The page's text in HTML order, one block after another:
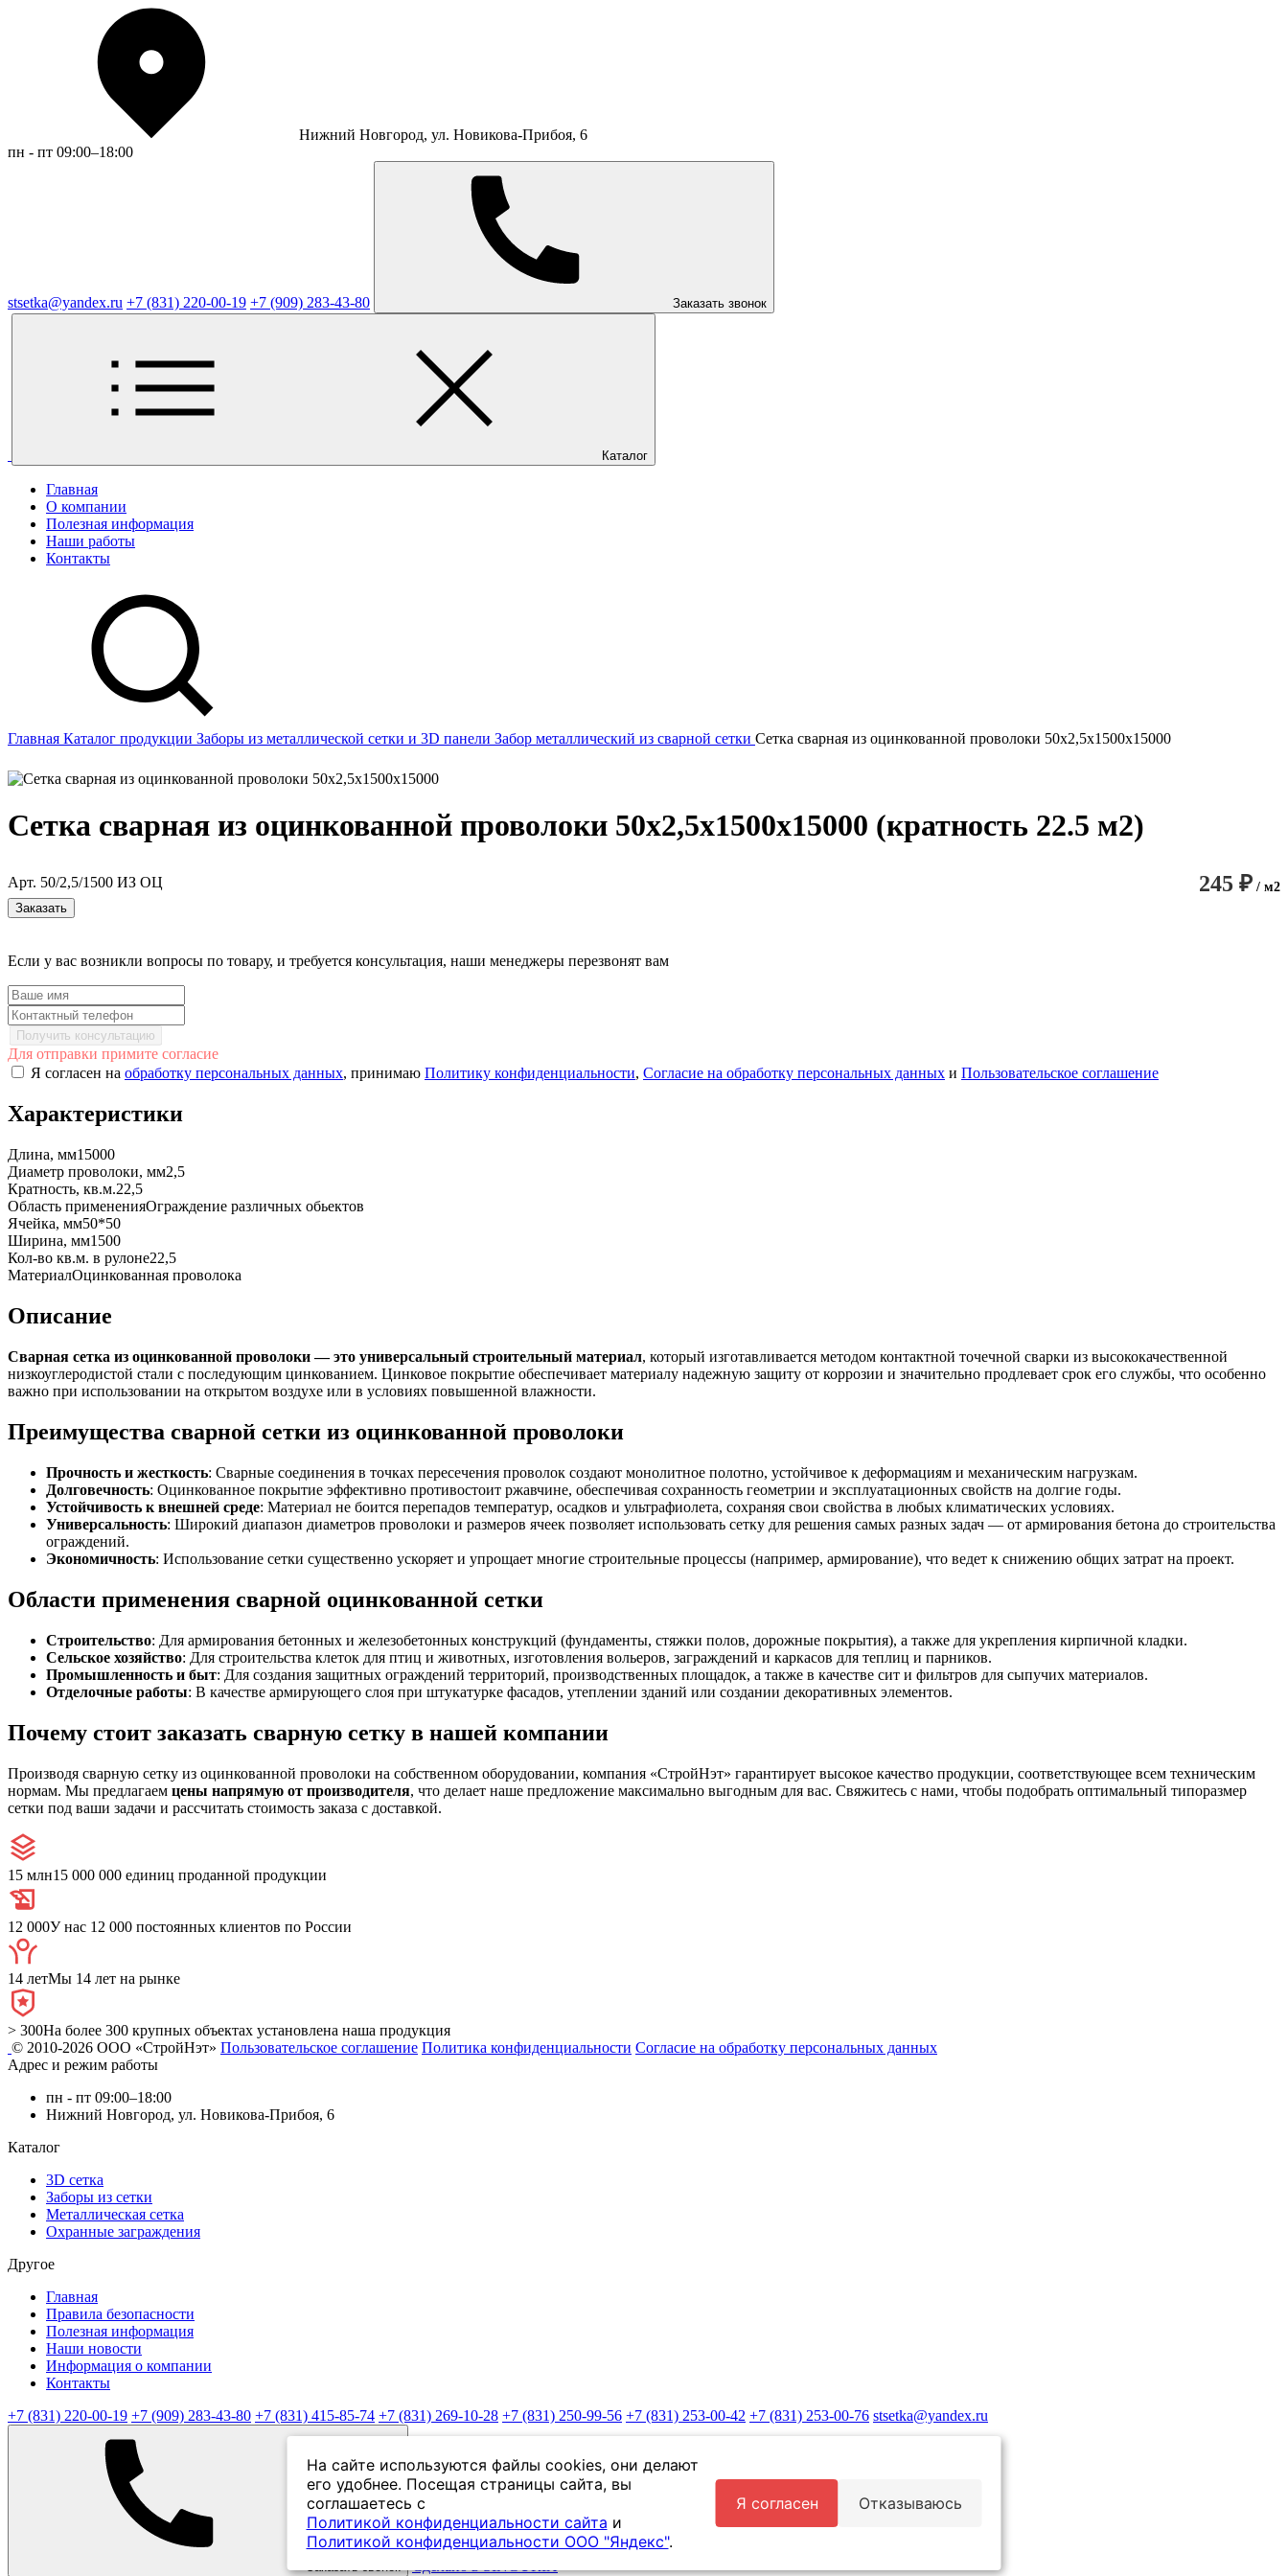
Нижний Новгород, ул. Новикова-Прибоя, 6
пн - пт 09:00–18:00
stsetka@yandex.ru +7 (831) 220-00-19 +7 (909) 283-43-80 Заказать звонок
Каталог
Главная
О компании
Полезная информация
Наши работы
Контакты
Главная Каталог продукции Заборы из металлической сетки и 3D панели Забор металлический из сварной сетки Сетка сварная из оцинкованной проволоки 50х2,5х1500х15000
Сетка сварная из оцинкованной проволоки 50х2,5х1500х15000 (кратность 22.5 м2)
Арт. 50/2,5/1500 ИЗ ОЦ 245 ₽ / м2
Заказать
Если у вас возникли вопросы по товару, и требуется консультация, наши менеджеры перезвонят вам
Получить консультацию
Для отправки примите согласие
Я согласен на обработку персональных данных, принимаю Политику конфиденциальности, Согласие на обработку персональных данных и Пользовательское соглашение
Характеристики
Длина, мм15000
Диаметр проволоки, мм2,5
Кратность, кв.м.22,5
Область примененияОграждение различных обьектов
Ячейка, мм50*50
Ширина, мм1500
Кол-во кв.м. в рулоне22,5
МатериалОцинкованная проволока
Описание
Сварная сетка из оцинкованной проволоки — это универсальный строительный материал, который изготавливается методом контактной точечной сварки из высококачественной
низкоуглеродистой стали с последующим цинкованием. Цинковое покрытие обеспечивает материалу надежную защиту от коррозии и значительно продлевает срок его службы, что особенно
важно при использовании на открытом воздухе или в условиях повышенной влажности.
Преимущества сварной сетки из оцинкованной проволоки
Прочность и жесткость: Сварные соединения в точках пересечения проволок создают монолитное полотно, устойчивое к деформациям и механическим нагрузкам.
Долговечность: Оцинкованное покрытие эффективно противостоит ржавчине, обеспечивая сохранность геометрии и эксплуатационных свойств на долгие годы.
Устойчивость к внешней среде: Материал не боится перепадов температур, осадков и ультрафиолета, сохраняя свои свойства в любых климатических условиях.
Универсальность: Широкий диапазон диаметров проволоки и размеров ячеек позволяет использовать сетку для решения самых разных задач — от армирования бетона до строительства
ограждений.
Экономичность: Использование сетки существенно ускоряет и упрощает многие строительные процессы (например, армирование), что ведет к снижению общих затрат на проект.
Области применения сварной оцинкованной сетки
Строительство: Для армирования бетонных и железобетонных конструкций (фундаменты, стяжки полов, дорожные покрытия), а также для укрепления кирпичной кладки.
Сельское хозяйство: Для строительства клеток для птиц и животных, изготовления вольеров, заграждений и каркасов для теплиц и парников.
Промышленность и быт: Для создания защитных ограждений территорий, производственных площадок, а также в качестве сит и фильтров для сыпучих материалов.
Отделочные работы: В качестве армирующего слоя при штукатурке фасадов, утеплении зданий или создании декоративных элементов.
Почему стоит заказать сварную сетку в нашей компании
Производя сварную сетку из оцинкованной проволоки на собственном оборудовании, компания «СтройНэт» гарантирует высокое качество продукции, соответствующее всем техническим
нормам. Мы предлагаем цены напрямую от производителя, что делает наше предложение максимально выгодным для вас. Свяжитесь с нами, чтобы подобрать оптимальный типоразмер
сетки под ваши задачи и рассчитать стоимость заказа с доставкой.
15 млн15 000 000 единиц проданной продукции
12 000У нас 12 000 постоянных клиентов по России
14 летМы 14 лет на рынке
> 300На более 300 крупных объектах установлена наша продукция
© 2010-2026 ООО «СтройНэт» Пользовательское соглашение Политика конфиденциальности Согласие на обработку персональных данных
Адрес и режим работы
пн - пт 09:00–18:00
Нижний Новгород, ул. Новикова-Прибоя, 6
Каталог
3D сетка
Заборы из сетки
Металлическая сетка
Охранные заграждения
Другое
Главная
Правила безопасности
Полезная информация
Наши новости
Информация о компании
Контакты
+7 (831) 220-00-19 +7 (909) 283-43-80 +7 (831) 415-85-74 +7 (831) 269-10-28 +7 (831) 250-99-56 +7 (831) 253-00-42 +7 (831) 253-00-76 stsetka@yandex.ru
На сайте используются файлы cookies, они делают
его удобнее. Посещая страницы сайта, вы
соглашаетесь с
Политикой конфиденциальности сайта и
Политикой конфиденциальности ООО "Яндекс".
Я согласен Отказываюсь